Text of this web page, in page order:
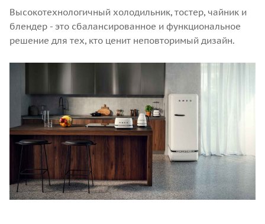
Высокотехнологичный холодильник, тостер, чайник и
блендер - это сбалансированное и функциональное
решение для тех, кто ценит неповторимый дизайн.